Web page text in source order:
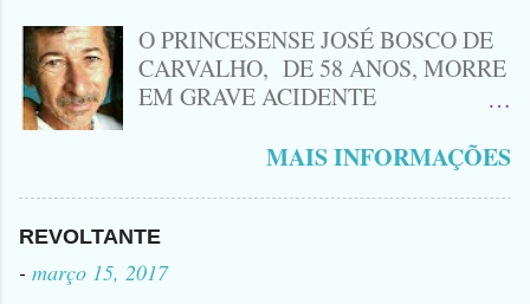
Peixeira. Ele deu mais de 10 Facadas
na Adolescente.
O PRINCESENSE JOSÉ BOSCO DE
CARVALHO, DE 58 ANOS, MORRE
EM GRAVE ACIDENTE
CINQUENTINHA SHINERAY E UM
PRÓXIMO A ENTRADA DE LAGOA
DA CRUZ, A VÍTIMA CONHECIDA
MAIS INFORMAÇÕES
REVOLTANTE
- março 15, 2017